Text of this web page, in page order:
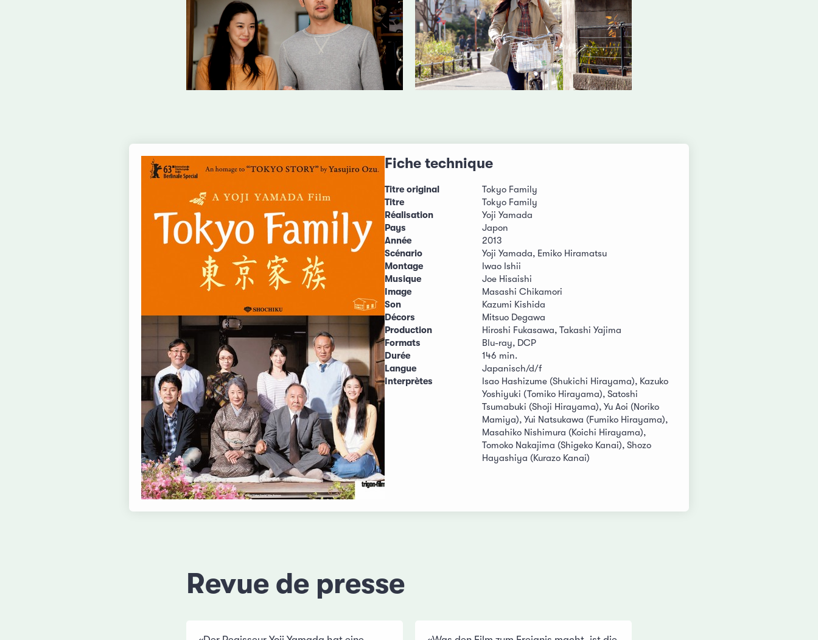
Fiche technique
Titre original
Tokyo Family
Titre
Tokyo Family
Réalisation
Yoji Yamada
Pays
Japon
Année
2013
Scénario
Yoji Yamada, Emiko Hiramatsu
Montage
Iwao Ishii
Musique
Joe Hisaishi
Image
Masashi Chikamori
Son
Kazumi Kishida
Décors
Mitsuo Degawa
Production
Hiroshi Fukasawa, Takashi Yajima
Formats
Blu-ray, DCP
Durée
146 min.
Langue
Japanisch/d/f
Interprètes
Isao Hashizume (Shukichi Hirayama), Kazuko
Yoshiyuki (Tomiko Hirayama), Satoshi
Tsumabuki (Shoji Hirayama), Yu Aoi (Noriko
Mamiya), Yui Natsukawa (Fumiko Hirayama),
Masahiko Nishimura (Koichi Hirayama),
Tomoko Nakajima (Shigeko Kanai), Shozo
Hayashiya (Kurazo Kanai)
Revue de presse